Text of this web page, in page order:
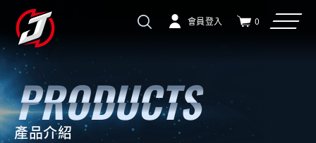
會員登入 0
產品介紹